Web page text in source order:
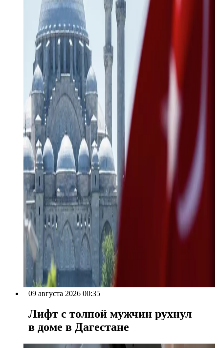
09 августа 2026 00:35
Лифт с толпой мужчин рухнул
в доме в Дагестане